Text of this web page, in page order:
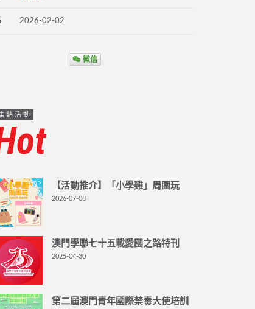
2026-02-02
微信
點活動
【活動推介】「小學雞」周圍玩
2026-07-08
澳門學聯七十五載愛國之路特刊
2025-04-30
第二屆澳門青年國際禁毒大使培訓